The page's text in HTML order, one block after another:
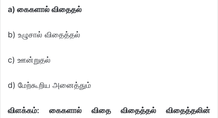
a) கைகளால் விதைதல்
b) உழுசால் விதைத்தல்
c) ஊன்றுதல்
d) மேற்கூறிய அனைத்தும்
விளக்கம்: கைகளால் விதை விதைத்தல் விதைத்தலின்